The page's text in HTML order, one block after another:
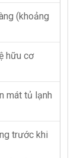
(khoảng
hữu cơ
mát tủ lạnh
trước khi